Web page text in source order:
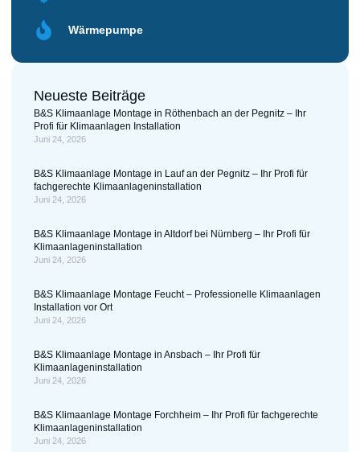
Wärmepumpe
Neueste Beiträge
B&S Klimaanlage Montage in Röthenbach an der Pegnitz – Ihr
Profi für Klimaanlagen Installation
Juni 24, 2026
B&S Klimaanlage Montage in Lauf an der Pegnitz – Ihr Profi für
fachgerechte Klimaanlageninstallation
Juni 24, 2026
B&S Klimaanlage Montage in Altdorf bei Nürnberg – Ihr Profi für
Klimaanlageninstallation
Juni 24, 2026
B&S Klimaanlage Montage Feucht – Professionelle Klimaanlagen
Installation vor Ort
Juni 24, 2026
B&S Klimaanlage Montage in Ansbach – Ihr Profi für
Klimaanlageninstallation
Juni 24, 2026
B&S Klimaanlage Montage Forchheim – Ihr Profi für fachgerechte
Klimaanlageninstallation
Juni 24, 2026